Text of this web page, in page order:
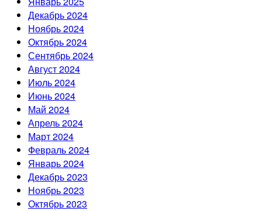
Декабрь 2024
Ноябрь 2024
Октябрь 2024
Сентябрь 2024
Август 2024
Июль 2024
Июнь 2024
Май 2024
Апрель 2024
Март 2024
Февраль 2024
Январь 2024
Декабрь 2023
Ноябрь 2023
Октябрь 2023